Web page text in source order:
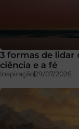
3 formas de lidar
ciência e a fé
Inspiração29/07/2026